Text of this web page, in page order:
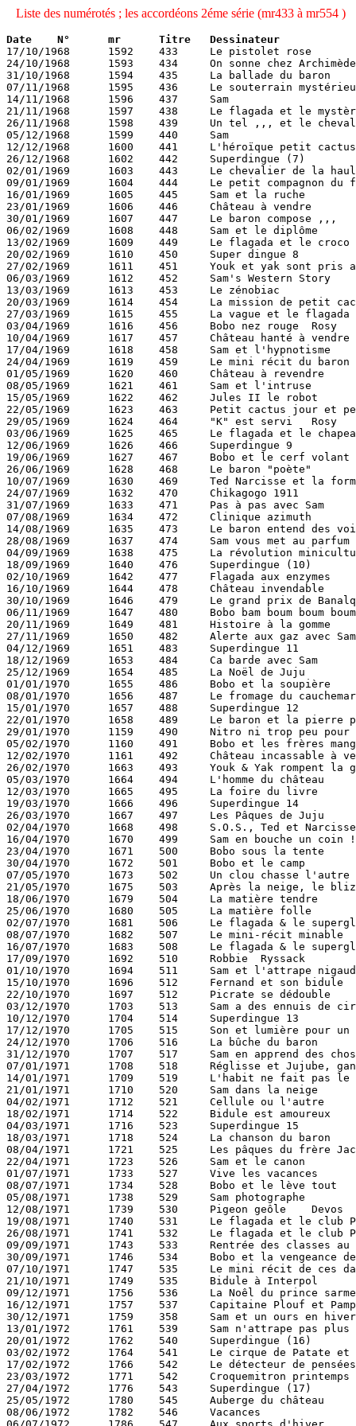
Liste des numérotés ; les accordéons 2éme série (mr433 à mr554 )
17/10/1968	1592	433	Le pistolet rose 		Gélem 	  		111
24/10/1968	1593	434	On sonne chez Archimède 	De Groot 	Turk 	111
31/10/1968	1594	435	La ballade du baron 		Noël Bissot 	  	111
07/11/1968	1595	436	Le souterrain mystérieux 	Gélem 	  		111
14/11/1968	1596	437	Sam 				Lagas 	Deliège 	111
21/11/1968	1597	438	Le flagada et le mystère de l'île 	Degotte 	111
26/11/1968	1598	439	Un tel ,,, et le cheval de deux 	Loro 	  	111
05/12/1968	1599	440	Sam 				Lagas 	Deliège 	111
12/12/1968	1600	441	L'héroïque petit cactus 	Salvé 	Deliège 	111
26/12/1968	1602	442	Superdingue (7) 		Deliège 	  	111
02/01/1969	1603	443	Le chevalier de la haulte-Huppe 	Devos 	  	112
09/01/1969	1604	444	Le petit compagnon du flagada 	Degotte 	  	112
16/01/1969	1605	445	Sam et la ruche 		Deliège 	Lagas 	112
23/01/1969	1606	446	Château à vendre 		Francis 	  	112
30/01/1969	1607	447	Le baron compose ,,, 		Noël Bissot 	  	112
06/02/1969	1608	448	Sam et le diplôme 		Lagas 	  		112
13/02/1969	1609	449	Le flagada et le croco de l'île 	Degotte 	112
20/02/1969	1610	450	Super dingue 8 			Deliège 	  	112
27/02/1969	1611	451	Youk et yak sont pris au piège 	Noël Bissot 	Deliège 112
06/03/1969	1612	452	Sam's Western Story 		Lagas 	  		112
13/03/1969	1613	453	Le zénobiac 			Denis 	  		112
20/03/1969	1614	454	La mission de petit cactus 	Salvérius 	Deliège 112
27/03/1969	1615	455	La vague et le flagada 		Degotte 	  	112
03/04/1969	1616	456	Bobo nez rouge 	Rosy 		Deliège 		113
10/04/1969	1617	457	Château hanté à vendre 		Francis 	  	113
17/04/1969	1618	458	Sam et l'hypnotisme 		Lagas 	  		113
24/04/1969	1619	459	Le mini récit du baron 		Noël Bissot 	  	113
01/05/1969	1620	460	Château à revendre 		Francis 	  	113
08/05/1969	1621	461	Sam et l'intruse 		Lagas 	  		113
15/05/1969	1622	462	Jules II le robot 		Denis 	  		113
22/05/1969	1623	463	Petit cactus jour et perd 	Salvérius 	Deliège 113
29/05/1969	1624	464	"K" est servi 	Rosy 		Deliège 		113
03/06/1969	1625	465	Le flagada et le chapeau-ballon 	Degotte 	113
12/06/1969	1626	466	Superdingue 9 			Deliège 	  	113
19/06/1969	1627	467	Bobo et le cerf volant 		Rosy 	Deliège 	113
26/06/1969	1628	468	Le baron "poète" 		Noël Bissot 	  	113
10/07/1969	1630	469	Ted Narcisse et la formule 	Gélem 	  		114
24/07/1969	1632	470	Chikagogo 1911 			Ryssack 	Cauvin 	114
31/07/1969	1633	471	Pas à pas avec Sam 		Deliège 	  	114
07/08/1969	1634	472	Clinique azimuth 		Vittorio 	Cauvin 	114
14/08/1969	1635	473	Le baron entend des voix 	Noël Bissot 	  	114
28/08/1969	1637	474	Sam vous met au parfum 		Lagas 	Deliège 	114
04/09/1969	1638	475	La révolution miniculturelle 	Noël Bissot 	  	114
18/09/1969	1640	476	Superdingue (10) 		Deliège 	  	114
02/10/1969	1642	477	Flagada aux enzymes 		Degotte 	  	115
16/10/1969	1644	478	Château invendable 		Francis 	  	115
30/10/1969	1646	479	Le grand prix de Banalquivir 	Denis 	  		115
06/11/1969	1647	480	Bobo bam boum boum boum 	Rosy 	Kornblum 	115
20/11/1969	1649	481	Histoire à la gomme 		Noël Bissot 	Deliège 115
27/11/1969	1650	482	Alerte aux gaz avec Sam 	Lagas 	Deliège 	115
04/12/1969	1651	483	Superdingue 11 			Deliège 	  	115
18/12/1969	1653	484	Ca barde avec Sam 		Lagas 	Deliège 	115
25/12/1969	1654	485	La Noël de Juju 		Noël Bissot 	  	115
01/01/1970	1655	486	Bobo et la soupière 		Rosy 	Kornblum 	116
08/01/1970	1656	487	Le fromage du cauchemar ! 	Gélem 	  		116
15/01/1970	1657	488	Superdingue 12 			Deliège 	  	116
22/01/1970	1658	489	Le baron et la pierre philosophale 	Noël Bissot 	116
29/01/1970	1159	490	Nitro ni trop peu pour Sam 	Lagas 	Deliège 	116
05/02/1970	1160	491	Bobo et les frères mangetout 	Rosy 	Kornblum 	116
12/02/1970	1161	492	Château incassable à vendre 	Francis 	  	116
26/02/1970	1663	493	Youk & Yak rompent la glace 	Noël Bissot 	  	116
05/03/1970	1664	494	L'homme du château 		Francis 	  	116
12/03/1970	1665	495	La foire du livre 		Francis 	  	116
19/03/1970	1666	496	Superdingue 14 			Deliège 	  	116
26/03/1970	1667	497	Les Pâques de Juju 		Noël Bissot 	  	116
02/04/1970	1668	498	S.O.S., Ted et Narcisse 	Gelem 	  		117
16/04/1970	1670	499	Sam en bouche un coin ! 	Lagas 	Deliège 	117
23/04/1970	1671	500	Bobo sous la tente 		Rosy 	Kornblum 	117
30/04/1970	1672	501	Bobo et le camp 		Rosy 	Kornblum 	117
07/05/1970	1673	502	Un clou chasse l'autre 		Devos 	  		117
21/05/1970	1675	503	Après la neige, le blizzard 	Benn 	  		117
18/06/1970	1679	504	La matière tendre 		Noël Bissot 	  	117
25/06/1970	1680	505	La matière folle 		Noël Bissot 	  	117
02/07/1970	1681	506	Le flagada & le supergliss (1) 	Degotte 	  	118
08/07/1970	1682	507	Le mini-récit minable 		Noël Bissot 	  	118
16/07/1970	1683	508	Le flagada & le supergliss (2) 	Degotte 	1687	118
17/09/1970	1692	510	Robbie 	Ryssack 		Jadoul 			118
01/10/1970	1694	511	Sam et l'attrape nigaud 	Lagas 	Deliège 	119
15/10/1970	1696	512	Fernand et son bidule 		Gelem 	  		119
22/10/1970	1697	512	Picrate se dédouble 		Noël Bissot 	  	119
03/12/1970	1703	513	Sam a des ennuis de circulation 	Lagas 	Deliège 119
10/12/1970	1704	514	Superdingue 13 			Deliège 	  	119
17/12/1970	1705	515	Son et lumière pour un château à vendre 	Francis 119
24/12/1970	1706	516	La bûche du baron 		Noël Bissot 	  	119
31/12/1970	1707	517	Sam en apprend des choses 	Lagas 	Deliège 	120
07/01/1971	1708	518	Réglisse et Jujube, gangsters à la gomme 	Mahaux 	Mahaux 	120
14/01/1971	1709	519	L'habit ne fait pas le gentleman 	Devos 	Devos 	120
21/01/1971	1710	520	Sam dans la neige 		Deliège 	Lagas 	120
04/02/1971	1712	521	Cellule ou l'autre 		Devos 	Devos 		120
18/02/1971	1714	522	Bidule est amoureux 		Gélem 	Gélem 		120
04/03/1971	1716	523	Superdingue 15 			Deliège 	  	120
18/03/1971	1718	524	La chanson du baron 		Noël Bissot 	Bissot 	120
08/04/1971	1721	525	Les pâques du frère Jacques 	Bissot 	Bissot Franquin 121
22/04/1971	1723	526	Sam et le canon 		Deliège 	Lagas 	121
01/07/1971	1733	527	Vive les vacances 		Noël Bissot 	Bissot 	121
08/07/1971	1734	528	Bobo et le lève tout 		Rosy 	  		122
05/08/1971	1738	529	Sam photographe 		Lagas 	Deliège 	122
12/08/1971	1739	530	Pigeon geôle 	Devos 		Devos 			122
19/08/1971	1740	531	Le flagada et le club Pacifique 	Degotte 	Degotte 	122
26/08/1971	1741	532	Le flagada et le club Pacifique (2) 	Degotte 	Degotte 	122
09/09/1971	1743	533	Rentrée des classes au chateau 	  	  		122
30/09/1971	1746	534	Bobo et la vengeance de joe la candeur 	Rosy 	Rosy 	122
07/10/1971	1747	535	Le mini récit de ces dames 	Noël Bissot 	  	123
21/10/1971	1749	535	Bidule à Interpol 		Gélem 	Gélem 		123
09/12/1971	1756	536	La Noêl du prince sarment 	Noël Bissot 	  	123
16/12/1971	1757	537	Capitaine Plouf et Pample le mousse 	Wasterlain 	Devos 	123
30/12/1971	1759	358	Sam et un ours en hiver 	Lagas 	Deliège 	123
13/01/1972	1761	539	Sam n'attrape pas plus d'ours avec du miel ,,, 	Lagas 	Deliège 	124
20/01/1972	1762	540	Superdingue (16) 		Deliège 	  	124
03/02/1972	1764	541	Le cirque de Patate et tatou 	Guy Bollen 	Deliège 124
17/02/1972	1766	542	Le détecteur de pensées 	Noël Bissot 	  	124
23/03/1972	1771	542	Croquemitron printemps 		Noël Bissot 	  	124
27/04/1972	1776	543	Superdingue (17) 		Deliège 	  	125
25/05/1972	1780	545	Auberge du château 		Francis 	  	125
08/06/1972	1782	546	Vacances 			Noël Bissot 	  	125